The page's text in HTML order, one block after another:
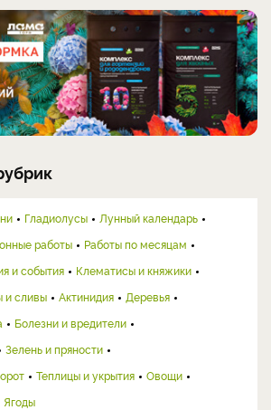
Гладиолусы
Лунный календарь
работы
Работы по месяцам
и события
Клематисы и княжики
и сливы Актинидия
Деревья
Болезни и вредители
Зелень и пряности
Теплицы и укрытия
Овощи
Ягоды